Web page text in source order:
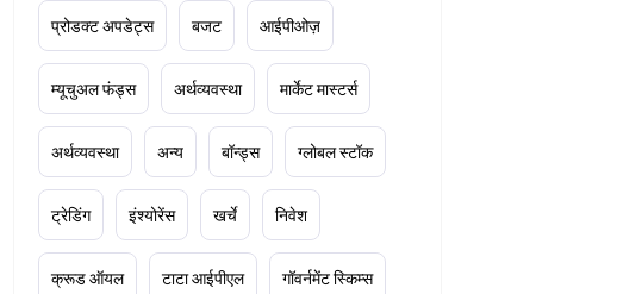
प्रोडक्ट अपडेट्स बजट आईपीओज़
म्यूचुअल फंड्स अर्थव्यवस्था मार्केट मास्टर्स
अर्थव्यवस्था अन्य बॉन्ड्स ग्लोबल स्टॉक
ट्रेडिंग इंश्योरेंस खर्चे निवेश
क्रूड ऑयल टाटा आईपीएल गॉवर्नमेंट स्किम्स